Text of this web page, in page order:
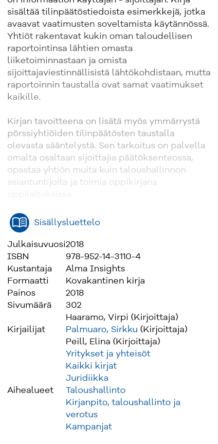
sisältää tilinpäätöstiedoista esimerkkejä, jotka
avaavat vaatimusten soveltamista käytännössä.
Yhtiöt rakentavat kukin oman taloudellisen
raportointinsa lähtien omasta
liiketoiminnastaan ja omista
sijoittajaviestinnällisistä lähtökohdistaan, mutta
raportoinnin taustalla ovat samat vaatimukset
kaikille.
Kirjan tavoitteena on lisätä myös ymmärrystä
pörssiyhtiöiden tilinpäätösten taustalla
olevasta sääntelystä. Sen tarkoitus on palvella
omalta osaltaan sijoittajia päätöksenteossa,
opastaa yhtiön muita kuin taloushallinnon
asiantuntijoita ja toimia oppikirjana
Sisällysluettelo
Julkaisuvuosi2018
ISBN
978-952-14-3110-4
Kustantaja
Alma Insights
Formaatti
Kovakantinen kirja
Painos
2018
Sivumäärä
302
Kirjailijat
Haaramo, Virpi (Kirjoittaja)
Palmuaro, Sirkku (Kirjoittaja)
Peill, Elina (Kirjoittaja)
Aihealueet
Yritykset ja yhteisöt
Kaikki kirjat
Juridiikka
Taloushallinto
Kirjanpito, taloushallinto ja
verotus
Kampanjat